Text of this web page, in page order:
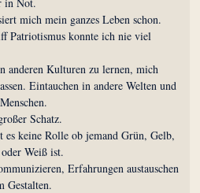
mich mein ganzes Leben schon.
Patriotismus konnte ich nie viel
anderen Kulturen zu lernen, mich
Eintauchen in andere Welten und
Schatz.
es keine Rolle ob jemand Grün, Gelb,
Weiß ist.
Erfahrungen austauschen
Gestalten.